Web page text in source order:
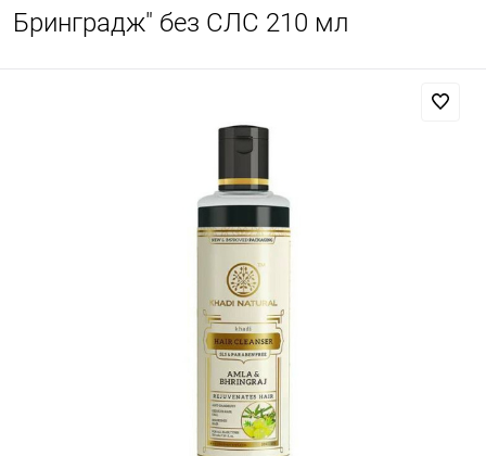
Бринградж" без СЛС 210 мл